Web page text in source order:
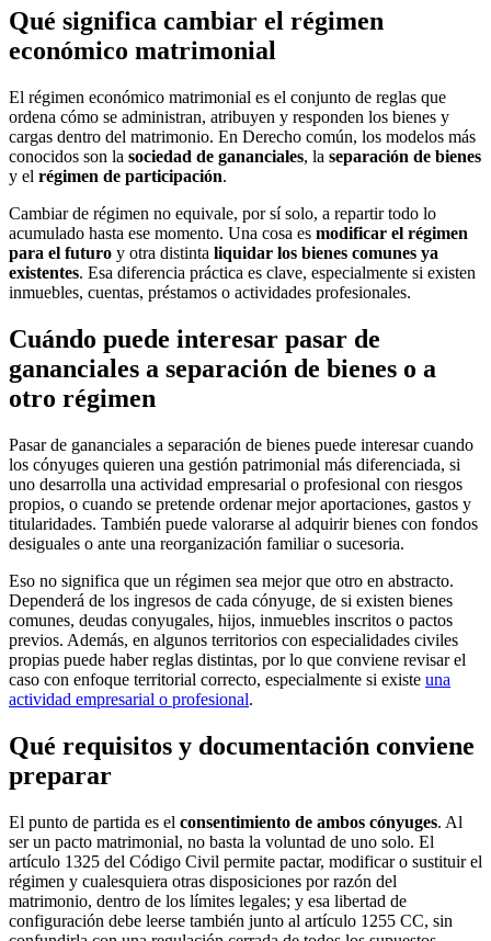
Qué significa cambiar el régimen
económico matrimonial
El régimen económico matrimonial es el conjunto de reglas que
ordena cómo se administran, atribuyen y responden los bienes y
cargas dentro del matrimonio. En Derecho común, los modelos más
conocidos son la sociedad de gananciales, la separación de bienes
y el régimen de participación.
Cambiar de régimen no equivale, por sí solo, a repartir todo lo
acumulado hasta ese momento. Una cosa es modificar el régimen
para el futuro y otra distinta liquidar los bienes comunes ya
existentes. Esa diferencia práctica es clave, especialmente si existen
inmuebles, cuentas, préstamos o actividades profesionales.
Cuándo puede interesar pasar de
gananciales a separación de bienes o a
otro régimen
Pasar de gananciales a separación de bienes puede interesar cuando
los cónyuges quieren una gestión patrimonial más diferenciada, si
uno desarrolla una actividad empresarial o profesional con riesgos
propios, o cuando se pretende ordenar mejor aportaciones, gastos y
titularidades. También puede valorarse al adquirir bienes con fondos
desiguales o ante una reorganización familiar o sucesoria.
Eso no significa que un régimen sea mejor que otro en abstracto.
Dependerá de los ingresos de cada cónyuge, de si existen bienes
comunes, deudas conyugales, hijos, inmuebles inscritos o pactos
previos. Además, en algunos territorios con especialidades civiles
propias puede haber reglas distintas, por lo que conviene revisar el
caso con enfoque territorial correcto, especialmente si existe una
actividad empresarial o profesional.
Qué requisitos y documentación conviene
preparar
El punto de partida es el consentimiento de ambos cónyuges. Al
ser un pacto matrimonial, no basta la voluntad de uno solo. El
artículo 1325 del Código Civil permite pactar, modificar o sustituir el
régimen y cualesquiera otras disposiciones por razón del
matrimonio, dentro de los límites legales; y esa libertad de
configuración debe leerse también junto al artículo 1255 CC, sin